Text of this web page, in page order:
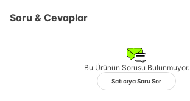
Soru & Cevaplar
Bu Ürünün Sorusu Bulunmuyor.
Satıcıya Soru Sor